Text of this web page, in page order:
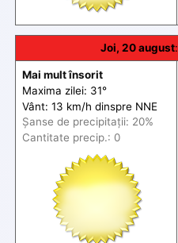
Joi, 20 august:
Mai mult însorit
Maxima zilei: 31°
Vânt: 13 km/h dinspre NNE
Șanse de precipitații: 20%
Cantitate precip.: 0